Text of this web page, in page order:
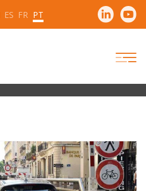
ES FR PT